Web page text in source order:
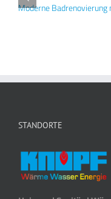
Moderne
STANDORTE